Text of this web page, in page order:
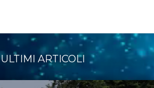
ULTIMI ARTICOLI